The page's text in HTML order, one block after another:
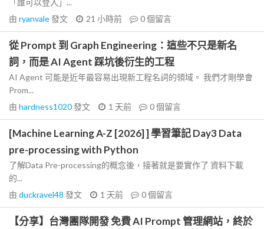
「誰可以登入」...
由 ryanvale發文 21 小時前 0個留言
從 Prompt 到 Graph Engineering：這些不只是新名
詞，而是 AI Agent 踩坑後衍生的工程
AI Agent 可能是近年最容易出現新工程名詞的領域。 我們才剛學會
Prom...
由 hardness1020發文 1 天前 0個留言
[Machine Learning A-Z [2026] ] 學習筆記 Day3 Data
pre-processing with Python
了解Data Pre-processing的概念後，接著就是要實作了 資料下載
的...
由 duckravel48 發文 1 天前 0個留言
【分享】台灣團隊開發 免費 AI Prompt 管理網站，終於